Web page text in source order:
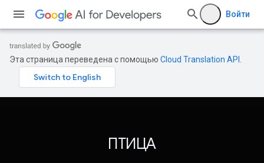
Войти
Эта страница переведена с помощью Cloud Translation API
ПТИЦА